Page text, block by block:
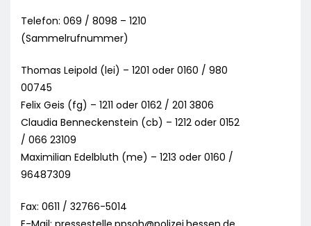
Telefon: 069 / 8098 – 1210
(Sammelrufnummer)
Thomas Leipold (lei) – 1201 oder 0160 / 980
00745
Felix Geis (fg) – 1211 oder 0162 / 201 3806
Claudia Benneckenstein (cb) – 1212 oder 0152
/ 066 23109
Maximilian Edelbluth (me) – 1213 oder 0160 /
96487309
Fax: 0611 / 32766-5014